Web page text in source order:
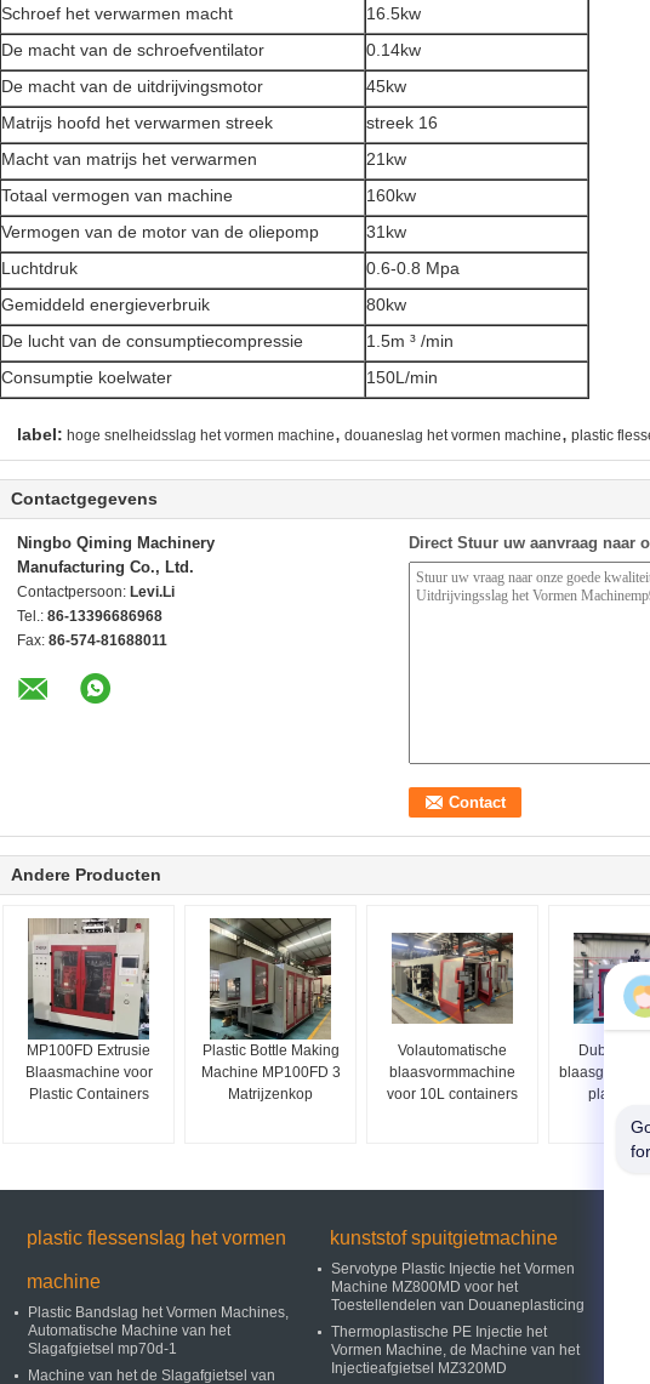
Schroef het verwarmen macht
16.5kw
De macht van de schroefventilator
0.14kw
De macht van de uitdrijvingsmotor
45kw
Matrijs hoofd het verwarmen streek
streek 16
Macht van matrijs het verwarmen
21kw
Totaal vermogen van machine
160kw
Vermogen van de motor van de oliepomp
31kw
Luchtdruk
0.6-0.8 Mpa
Gemiddeld energieverbruik
80kw
De lucht van de consumptiecompressie
1.5m ³ /min
Consumptie koelwater
150L/min
label: hoge snelheidsslag het vormen machine, douaneslag het vormen machine, plastic
Contactgegevens
Ningbo Qiming Machinery
Manufacturing Co., Ltd.
Contactpersoon: Levi.Li
Tel.: 86-13396686968
Fax: 86-574-81688011
Direct Stuur uw aanvraag naar
Andere Producten
MP100FD Extrusie
Blaasmachine voor
Plastic Containers
Plastic Bottle Making
Machine MP100FD 3
Matrijzenkop
Volautomatische
blaasvormmachine
voor 10L containers
Dubbele
plastic
plastic flessenslag het vormen
machine
Plastic Bandslag het Vormen Machines,
Automatische Machine van het
Slagafgietsel mp70d-1
Machine van het de Slagafgietsel van
kunststof spuitgietmachine
Servotype Plastic Injectie het Vormen
Machine MZ800MD voor het
Toestellendelen van Douaneplasticing
Thermoplastische PE Injectie het
Vormen Machine, de Machine van het
Injectieafgietsel MZ320MD